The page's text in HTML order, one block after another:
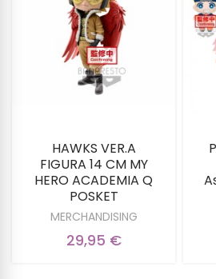
HAWKS VER.A
FIGURA 14 CM MY
HERO ACADEMIA Q
POSKET
MERCHANDISING
29,95 €